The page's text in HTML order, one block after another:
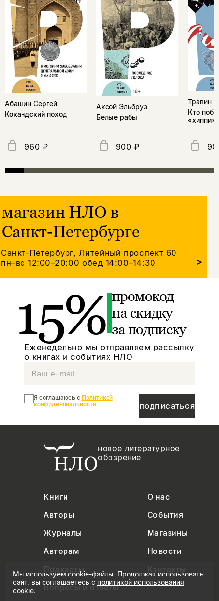
Абашин Сергей
Кокандский поход
960 ₽
Аксой Эльбруз
Белые рабы
900 ₽
Травин
Кто
«хиппи»
магазин НЛО в
Санкт-Петербурге
Санкт-Петербург, Литейный проспект 60
пн–вс 12:00–20:00обед 14:00–14:30 >
15% промокод
на скидку
за подписку
Еженедельно мы отправляем рассылку
о книгах и событиях НЛО
подписаться
Я соглашаюсь с Политикой
конфиденциальности
новое литературное
обозрение
Книги
О нас
Авторы
События
Журналы
Магазины
Авторам
Новости
Подкасты
Контакты
Вопросы и ответы
Мы используем cookie-файлы. Продолжая использовать
сайт, вы соглашаетесь с политикой использования
cookie.